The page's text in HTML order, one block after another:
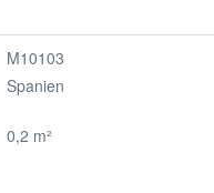
M10103
Spanien
0,2 m²